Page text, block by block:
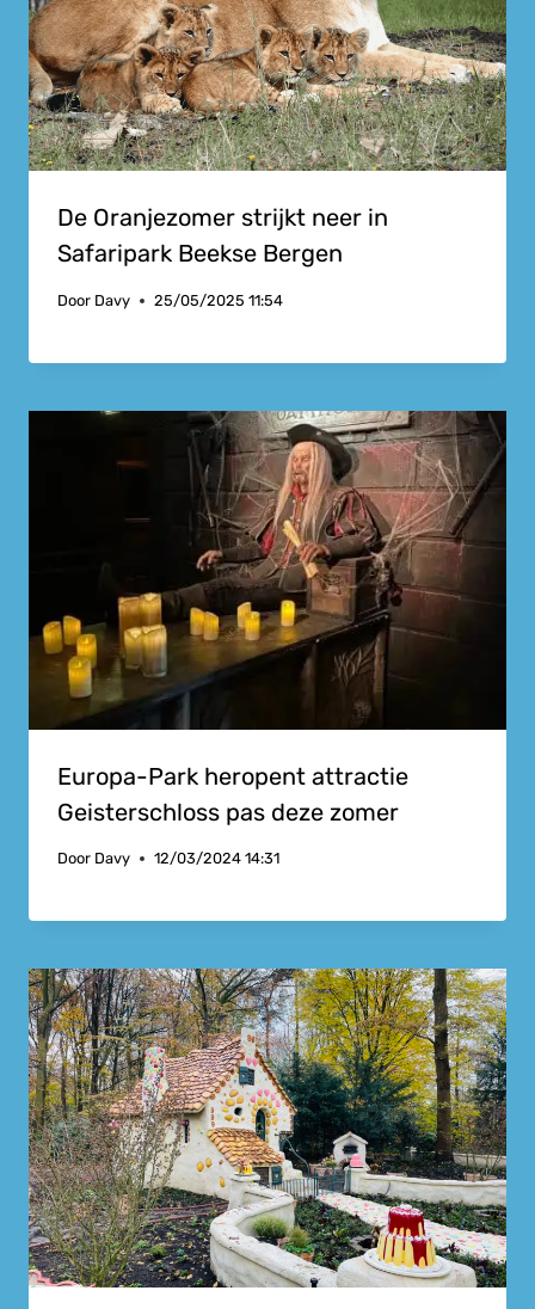
De Oranjezomer strijkt neer in
Safaripark Beekse Bergen
Door Davy 25/05/2025 11:54
Europa-Park heropent attractie
Geisterschloss pas deze zomer
Door Davy 12/03/2024 14:31